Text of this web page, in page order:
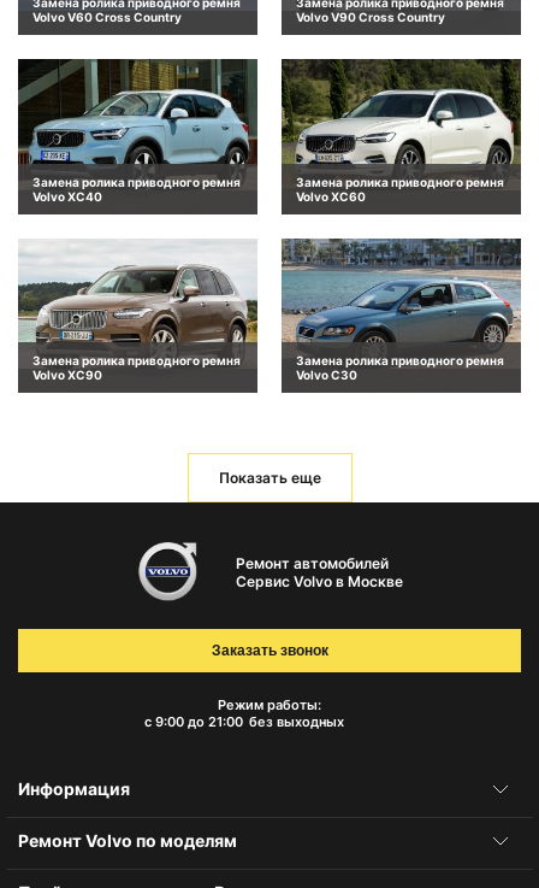
Volvo V60 Cross Country
Volvo V90 Cross Country
Замена ролика приводного ремня
Volvo XC40
Замена ролика приводного ремня
Volvo XC60
Замена ролика приводного ремня
Volvo XC90
Замена ролика приводного ремня
Volvo C30
Показать еще
Ремонт автомобилей
Сервис Volvo в Москве
Режим работы:
с 9:00 до 21:00 без выходных
Заказать звонок
Информация
Ремонт Volvo по моделям